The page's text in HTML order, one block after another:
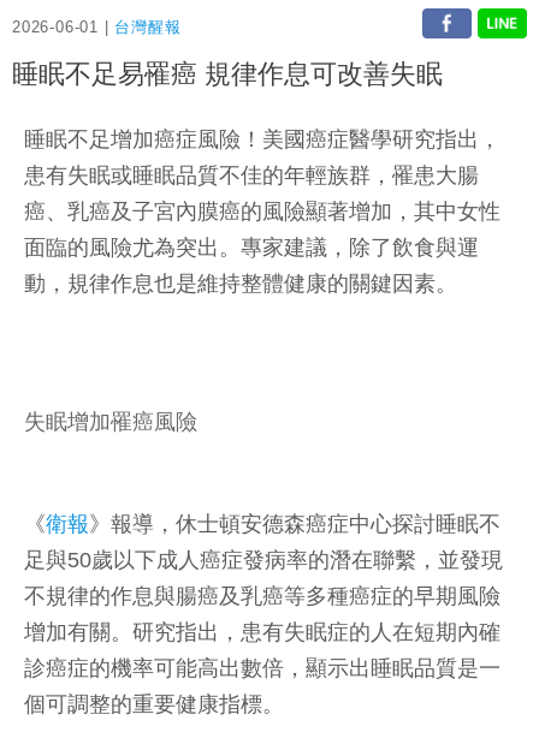
2026-06-01 | 台灣醒報
睡眠不足易罹癌 規律作息可改善失眠
睡眠不足增加癌症風險！美國癌症醫學研究指出，
患有失眠或睡眠品質不佳的年輕族群，罹患大腸
癌、乳癌及子宮內膜癌的風險顯著增加，其中女性
面臨的風險尤為突出。專家建議，除了飲食與運
動，規律作息也是維持整體健康的關鍵因素。
失眠增加罹癌風險
《衛報 》報導，休士頓安德森癌症中心探討睡眠不
足與50歲以下成人癌症發病率的潛在聯繫，並發現
不規律的作息與腸癌及乳癌等多種癌症的早期風險
增加有關。研究指出，患有失眠症的人在短期內確
診癌症的機率可能高出數倍，顯示出睡眠品質是一
個可調整的重要健康指標。